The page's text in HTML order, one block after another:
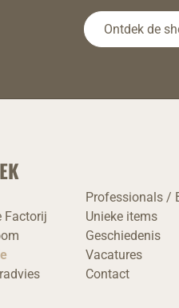
Ontdek de
Factorij
Professionals /
Unieke items
Geschiedenis
Vacatures
Contact